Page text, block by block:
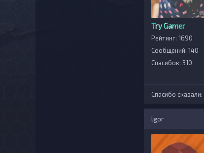
Try Gamer
Рейтинг: 1690
Сообщений: 140
Спасибок: 310
Спасибо сказали:
lgor